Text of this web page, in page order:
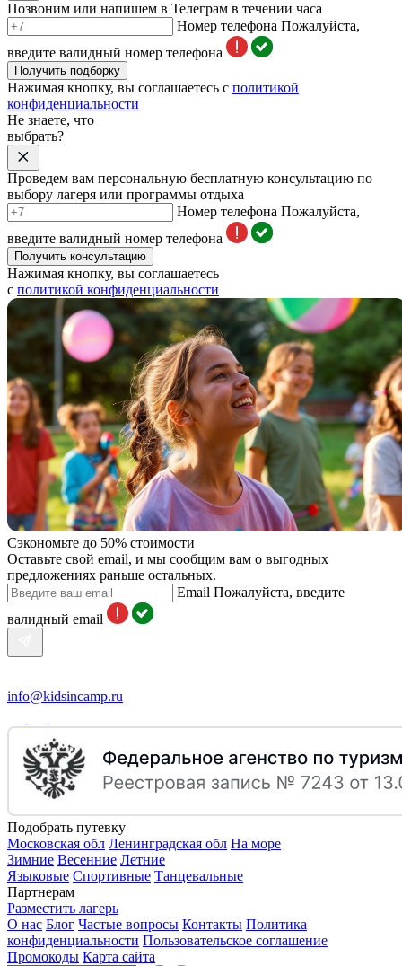
Позвоним или напишем в Телеграм в течении часа
Номер телефона Пожалуйста,
введите валидный номер телефона
Получить подборку
Нажимая кнопку, вы соглашаетесь с политикой
конфиденциальности
Не знаете, что
выбрать?
Проведем вам персональную бесплатную консультацию по
выбору лагеря или программы отдыха
Номер телефона Пожалуйста,
введите валидный номер телефона
Получить консультацию
Нажимая кнопку, вы соглашаетесь
с политикой конфиденциальности
Сэкономьте до 50% стоимости
Оставьте свой email, и мы сообщим вам о выгодных
предложениях раньше остальных.
Email Пожалуйста, введите
валидный email
info@kidsincamp.ru
Подобрать путевку
Московская обл Ленинградская обл На море
Зимние Весенние Летние
Языковые Спортивные Танцевальные
Партнерам
Разместить лагерь
О нас Блог Частые вопросы Контакты Политика
конфиденциальности Пользовательское соглашение
Промокоды Карта сайта